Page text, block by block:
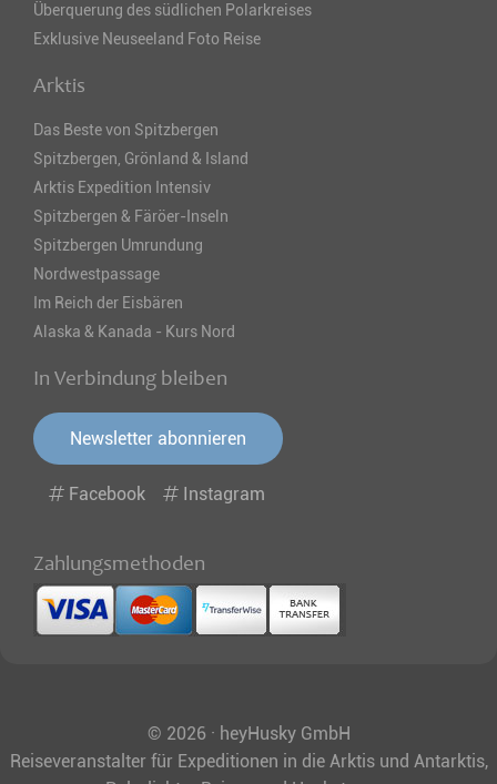
Überquerung des südlichen Polarkreises
Exklusive Neuseeland Foto Reise
Arktis
Das Beste von Spitzbergen
Spitzbergen, Grönland & Island
Arktis Expedition Intensiv
Spitzbergen & Färöer-Inseln
Spitzbergen Umrundung
Nordwestpassage
Im Reich der Eisbären
Alaska & Kanada - Kurs Nord
In Verbindung bleiben
Newsletter abonnieren
Facebook Instagram
Zahlungsmethoden
© 2026 · heyHusky GmbH
Reiseveranstalter für Expeditionen in die Arktis und Antarktis,